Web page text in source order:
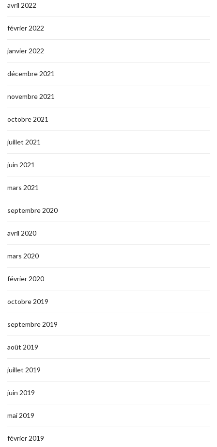
avril 2022
février 2022
janvier 2022
décembre 2021
novembre 2021
octobre 2021
juillet 2021
juin 2021
mars 2021
septembre 2020
avril 2020
mars 2020
février 2020
octobre 2019
septembre 2019
août 2019
juillet 2019
juin 2019
mai 2019
février 2019